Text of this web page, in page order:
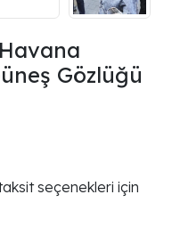
Gözlüğü
seçenekleri için